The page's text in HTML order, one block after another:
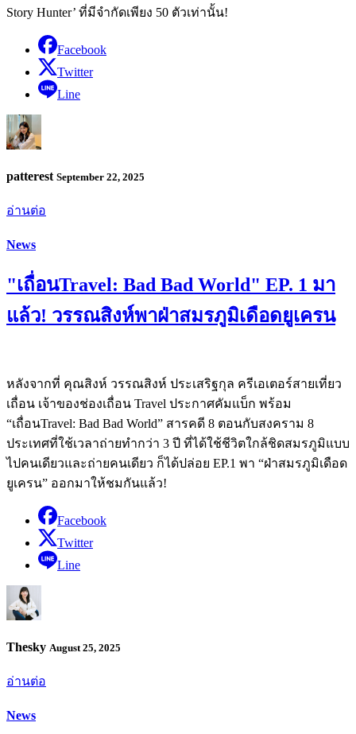
Story Hunter’ ที่มีจำกัดเพียง 50 ตัวเท่านั้น!
Facebook
Twitter
Line
patterest September 22, 2025
อ่านต่อ
News
"เถื่อนTravel: Bad Bad World" EP. 1 มา
แล้ว! วรรณสิงห์พาฝ่าสมรภูมิเดือดยูเครน
หลังจากที่ คุณสิงห์ วรรณสิงห์ ประเสริฐกุล ครีเอเตอร์สายเที่ยว
เถื่อน เจ้าของช่องเถื่อน Travel ประกาศคัมแบ็ก พร้อม
“เถื่อนTravel: Bad Bad World” สารคดี 8 ตอนกับสงคราม 8
ประเทศที่ใช้เวลาถ่ายทำกว่า 3 ปี ที่ได้ใช้ชีวิตใกล้ชิดสมรภูมิแบบ
ไปคนเดียวและถ่ายคนเดียว ก็ได้ปล่อย EP.1 พา “ฝ่าสมรภูมิเดือด
ยูเครน” ออกมาให้ชมกันแล้ว!
Facebook
Twitter
Line
Thesky August 25, 2025
อ่านต่อ
News